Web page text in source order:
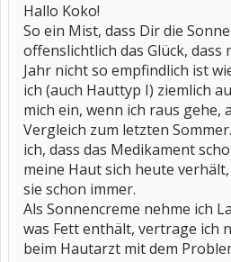
Hallo Koko!
So ein Mist, dass Dir die
offenslichtlich das Glück, dass
Jahr nicht so empfindlich ist
ich (auch Hauttyp I) ziemlich
mich ein, wenn ich raus gehe,
Vergleich zum letzten
ich, dass das Medikament
meine Haut sich heute
sie schon immer.
Als Sonnencreme nehme ich
was Fett enthält, vertrage ich
beim Hautarzt mit dem